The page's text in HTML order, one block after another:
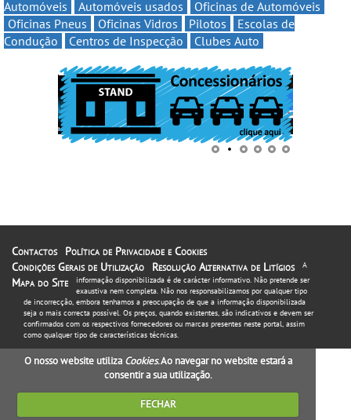
Automóveis
Automóveis usados
Oficinas de Automóveis
Oficinas Pneus
Oficinas Vidros Pilotos
Escolas de
Condução
Centros de Inspecção Clubes Auto
Contactos
Política de Privacidade e Cookies
Condições Gerais de Utilização
Resolução Alternativa de Litígios
Mapa do Site
A
informação disponibilizada é de carácter informativo. Não pretende ser
exaustiva nem completa. Não nos responsabilizamos por qualquer tipo
de incorrecção, embora tenhamos a preocupação de que a informação disponibilizada
seja o mais correcta possível. Os preços, quando existentes, são indicativos e devem ser
confirmados com os respectivos fornecedores ou marcas presentes neste portal, assim
como qualquer tipo de características técnicas.
O nosso website utiliza Cookies. Ao navegar no website estará a
consentir a sua utilização.
FECHAR